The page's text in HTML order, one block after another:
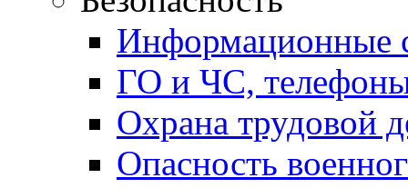
Информационные
ГО и ЧС,
Охрана трудовой
Опасность